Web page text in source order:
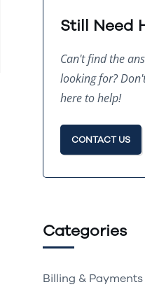
Still Need
Can't find the
looking for?
here to help!
CONTACT US
Categories
Billing & Payments